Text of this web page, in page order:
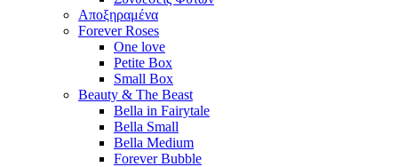
Αποξηραμένα
Forever Roses
One love
Petite Box
Small Box
Beauty & The Beast
Bella in Fairytale
Bella Small
Bella Medium
Forever Bubble